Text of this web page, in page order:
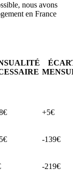
nous avons
en France
+5€
-139€
-219€